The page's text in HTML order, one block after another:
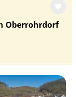
Oberrohrdorf